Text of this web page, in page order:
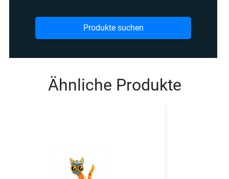
Produkte suchen
Ähnliche Produkte